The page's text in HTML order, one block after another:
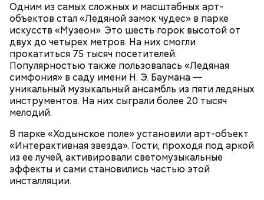
Одним из самых сложных и масштабных арт-
объектов стал «Ледяной замок чудес» в парке
искусств «Музеон». Это шесть горок высотой от
двух до четырех метров. На них смогли
прокатиться 75 тысяч посетителей.
Популярностью также пользовалась «Ледяная
симфония» в саду имени Н. Э. Баумана —
уникальный музыкальный ансамбль из пяти ледяных
инструментов. На них сыграли более 20 тысяч
мелодий.
В парке «Ходынское поле» установили арт-объект
«Интерактивная звезда». Гости, проходя под аркой
из ее лучей, активировали светомузыкальные
эффекты и сами становились частью этой
инсталляции.
— Маршрут затрагивает востребованные улицы
районов. Таким образом, жители разных районов
смогут как отдыхать, так и ездить по делам по
реализованным велополосам и велодорожкам.
Фото: Shutterstock
Небольшой деревянный дом построили в начале
XIX века, предположительно, в 1830 годах. В здании
есть полуподвальный этаж, который обустроен
под жилое помещение.